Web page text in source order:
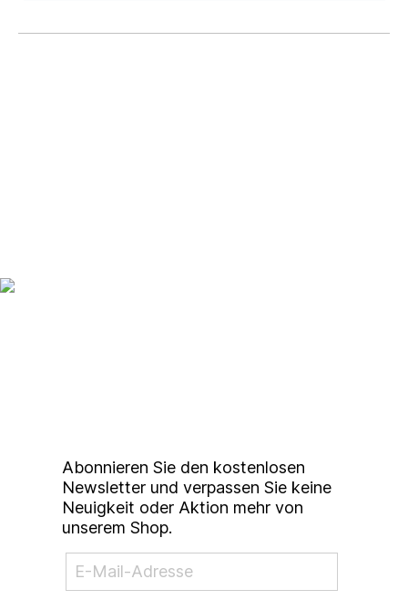
Abonnieren Sie den kostenlosen
Newsletter und verpassen Sie keine
Neuigkeit oder Aktion mehr von
unserem Shop.